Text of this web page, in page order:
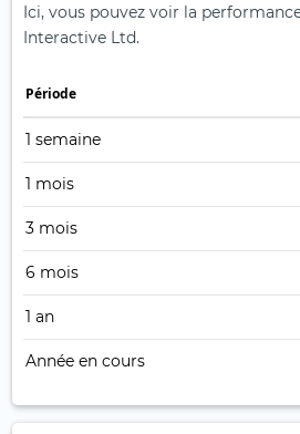
Ici, vous pouvez voir la
Interactive Ltd.
Période
1 semaine
1 mois
3 mois
6 mois
1 an
Année en cours